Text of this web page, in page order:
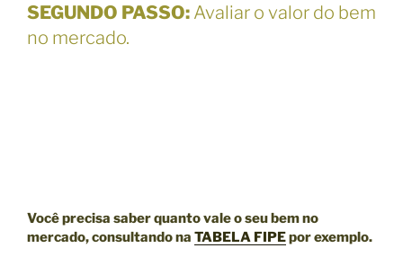
SEGUNDO PASSO: Avaliar o valor do bem
no mercado.
Você precisa saber quanto vale o seu bem no
mercado, consultando na TABELA FIPEpor exemplo.